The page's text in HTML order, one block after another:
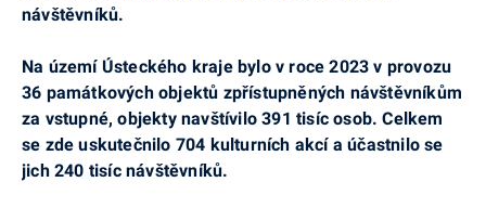
návštěvníků.
Na území Ústeckého kraje bylo v roce 2023 v provozu
36 památkových objektů zpřístupněných návštěvníkům
za vstupné, objekty navštívilo 391 tisíc osob. Celkem
se zde uskutečnilo 704 kulturních akcí a účastnilo se
jich 240 tisíc návštěvníků.